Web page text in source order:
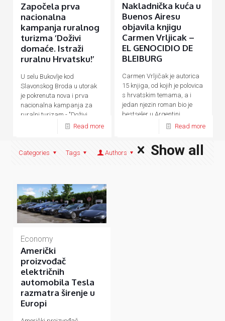
Započela prva
nacionalna
kampanja ruralnog
turizma ‘Doživi
domaće. Istraži
ruralnu Hrvatsku!’
U selu Bukovlje kod
Slavonskog Broda u utorak
je pokrenuta nova i prva
nacionalna kampanja za
ruralni turizam - "Doživi
Read more
Nakladnička kuća u
Buenos Airesu
objavila knjigu
Carmen Vrljicak –
EL GENOCIDIO DE
BLEIBURG
Carmen Vrljičak je autorica
15 knjiga, od kojih je polovica
s hrvatskim temama, a i
jedan njezin roman bio je
bestseler u Argentini.
Read more
Categories Tags Authors Show all
Economy
Američki
proizvođač
električnih
automobila Tesla
razmatra širenje u
Europi